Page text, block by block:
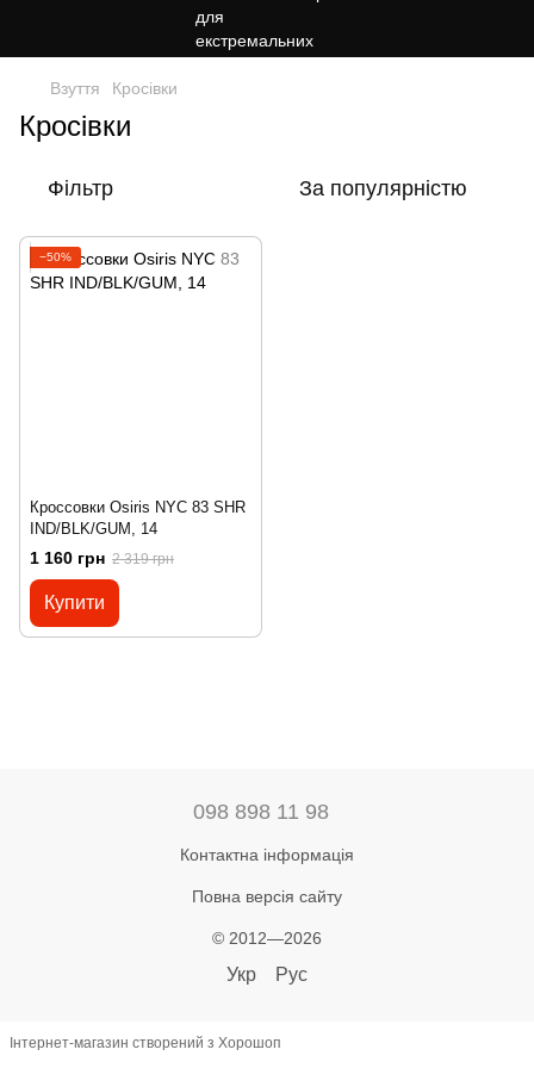
Взуття Кросiвки
Кросiвки
Фільтр За популярністю
−50%
Кроссовки Osiris NYC 83 SHR
IND/BLK/GUM, 14
1 160 грн 2 319 грн
Купити
098 898 11 98
Контактна інформація
Повна версія сайту
© 2012—2026
Укр Рус
Інтернет-магазин створений з Хорошоп